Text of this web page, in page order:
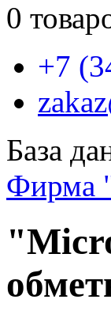
0
+7
База
Фирма